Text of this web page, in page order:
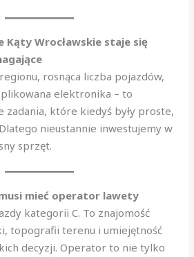
Kąty Wrocławskie staje się
rosnąca liczba pojazdów,
elektronika – to
zadania, które kiedyś były proste,
nieustannie inwestujemy w
sprzęt.
mieć operator lawety
kategorii C. To znajomość
topografii terenu i umiejętność
decyzji. Operator to nie tylko